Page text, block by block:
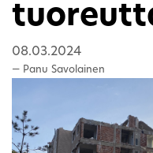
08.03.2024
Panu Savolainen